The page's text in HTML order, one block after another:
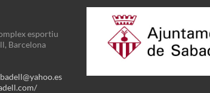
esportiu
Barcelona